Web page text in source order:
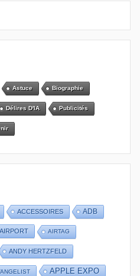
Astuce Biographie
Délires D'IA Publicités
ACCESSOIRES ADB
AIRPORT AIRTAG
ANDY HERTZFELD
APPLE EXPO